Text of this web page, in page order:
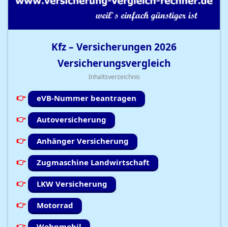
Kfz – Versicherungen 2026
Versicherungsvergleich
Inhaltsverzeichnis
eVB-Nummer beantragen
Autoversicherung
Anhänger Versicherung
Zugmaschine Landwirtschaft
LKW Versicherung
Motorrad